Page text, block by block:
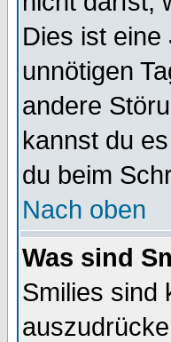
Dies ist eine
unnötigen
andere
kannst du
du beim
Nach oben
Was sind
Smilies sind